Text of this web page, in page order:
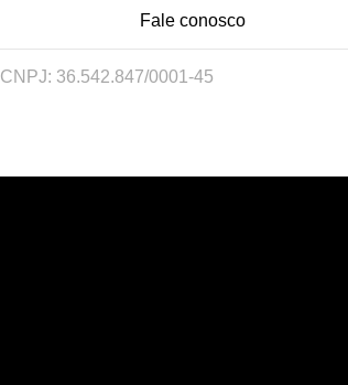
Fale conosco
CNPJ: 36.542.847/0001-45